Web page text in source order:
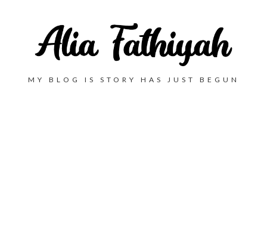
MY BLOG IS STORY HAS JUST BEGUN